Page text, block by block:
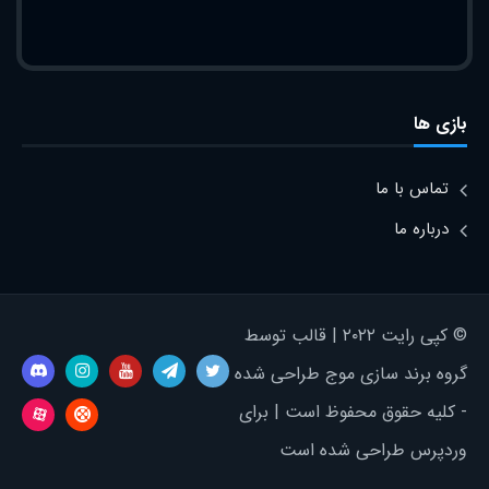
بازی ها
تماس با ما
درباره ما
© کپی رایت ۲۰۲۲ | قالب توسط
گروه برند سازی موج طراحی شده
- کلیه حقوق محفوظ است | برای
وردپرس طراحی شده است